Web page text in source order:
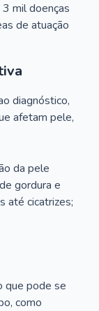
mil doenças
de atuação
diagnóstico,
afetam pele,
da pele
gordura e
até cicatrizes;
que pode se
como